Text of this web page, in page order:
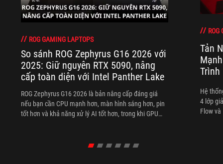
ROG GAMING LAPTOPS
So sánh ROG Zephyrus G16 2026 với
2025: Giữ nguyên RTX 5090, nâng
cấp toàn diện với Intel Panther Lake
ROG Zephyrus G16 2026 là bản nâng cấp đáng giá
nếu bạn cần CPU mạnh hơn, màn hình sáng hơn, pin
tốt hơn và khả năng xử lý AI tốt hơn, trong khi GPU
ROG
Tản
Trình
Hệ
4 lớp
Flow